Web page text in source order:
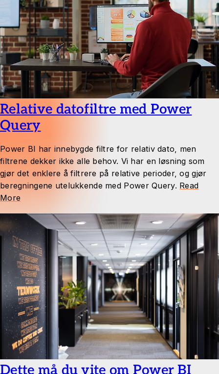
Relative datofiltre med Power
Query
Power BI har innebygde filtre for relativ dato, men
filtrene dekker ikke alle behov. Vi har en løsning som
gjør det enklere å filtrere på relative perioder, og gjør
beregningene utelukkende med Power Query. Read
More
Dette må du vite om Power BI